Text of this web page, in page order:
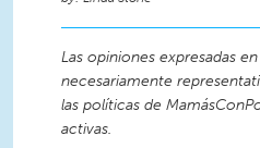
Las opiniones expresadas
necesariamente
las políticas de
activas.